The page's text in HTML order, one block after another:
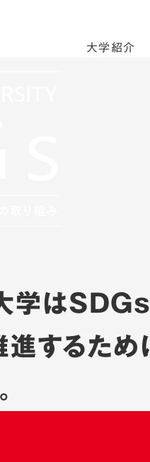
大学紹介
学は
するため